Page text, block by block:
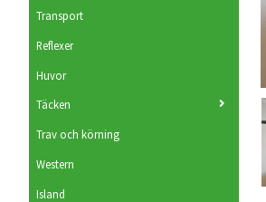
Transport
Reflexer
Huvor
Täcken
Trav och körning
Western
Island